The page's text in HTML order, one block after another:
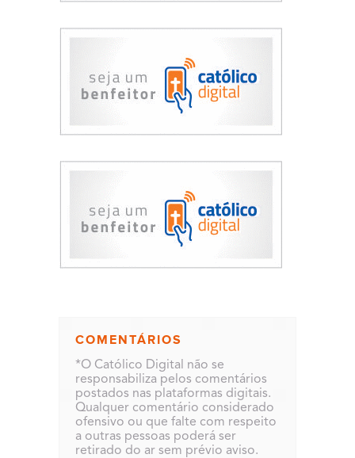
COMENTÁRIOS
*O Católico Digital não se
responsabiliza pelos comentários
postados nas plataformas digitais.
Qualquer comentário considerado
ofensivo ou que falte com respeito
a outras pessoas poderá ser
retirado do ar sem prévio aviso.